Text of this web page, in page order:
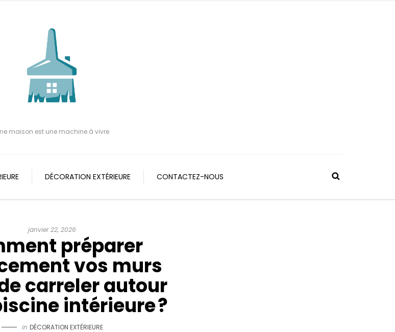
maison est une machine à vivre
DÉCORATION EXTÉRIEURE CONTACTEZ-NOUS
janvier 22, 2026
préparer
vos murs
carreler autour
intérieure ?
in DÉCORATION EXTÉRIEURE